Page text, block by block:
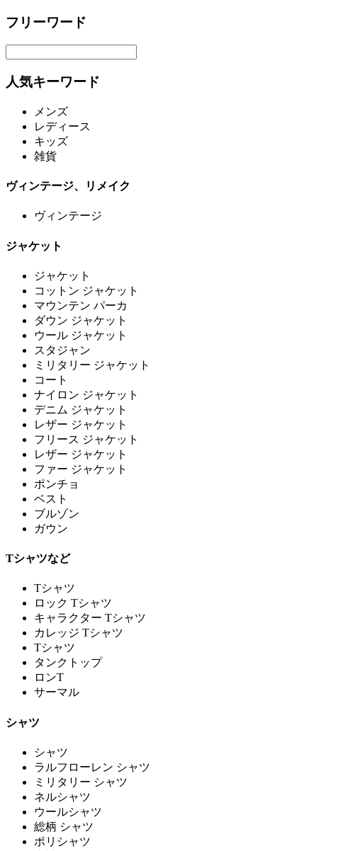
フリーワード
人気キーワード
メンズ
レディース
キッズ
雑貨
ヴィンテージ、リメイク
ヴィンテージ
ジャケット
ジャケット
コットン ジャケット
マウンテン パーカ
ダウン ジャケット
ウール ジャケット
スタジャン
ミリタリー ジャケット
コート
ナイロン ジャケット
デニム ジャケット
レザー ジャケット
フリース ジャケット
レザー ジャケット
ファー ジャケット
ポンチョ
ベスト
ブルゾン
ガウン
Tシャツなど
Tシャツ
ロック Tシャツ
キャラクター Tシャツ
カレッジ Tシャツ
Tシャツ
タンクトップ
ロンT
サーマル
シャツ
シャツ
ラルフローレン シャツ
ミリタリー シャツ
ネルシャツ
ウールシャツ
総柄 シャツ
ポリシャツ